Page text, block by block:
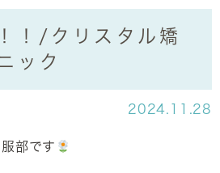
！/クリスタル矯
ック
2024.11.28
部です